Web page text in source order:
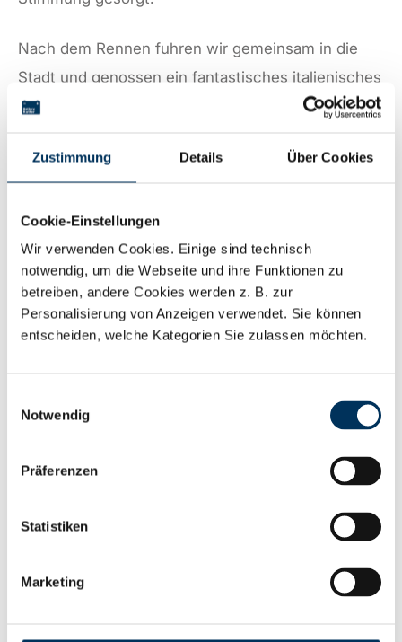
Zustimmung Details Über Cookies
Cookie-Einstellungen
Wir verwenden Cookies. Einige sind technisch
notwendig, um die Webseite und ihre Funktionen zu
betreiben, andere Cookies werden z. B. zur
Personalisierung von Anzeigen verwendet. Sie können
entscheiden, welche Kategorien Sie zulassen möchten.
Notwendig
Präferenzen
Statistiken
Marketing
Nach dem Rennen fuhren wir gemeinsam in die
Stadt und genossen ein fantastisches italienisches
Abendessen – begleitet von guten Gesprächen
Abend damit noch lange nicht vorbei: Ein Teil
zum Kiez, wo der Tag bei Tanz, Musik und bester
Stimmung seinen krönenden Abschluss fand.
Danke an alle, die diesen Tag so besonders
gemacht haben – wir freuen uns jetzt schon auf
Bild und Video: Battery-Kutter